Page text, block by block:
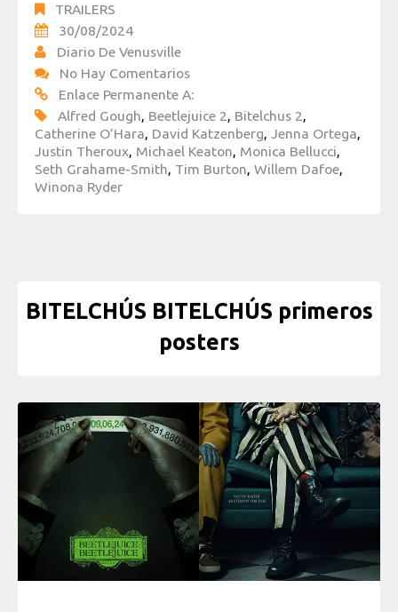
TRAILERS
30/08/2024
Diario De Venusville
No Hay Comentarios
Enlace Permanente A:
Alfred Gough, Beetlejuice 2, Bitelchus 2,
Catherine O’Hara, David Katzenberg, Jenna Ortega,
Justin Theroux, Michael Keaton, Monica Bellucci,
Seth Grahame-Smith, Tim Burton, Willem Dafoe,
Winona Ryder
BITELCHÚS BITELCHÚS primeros
posters